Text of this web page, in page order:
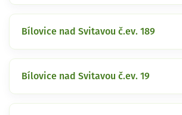
Bílovice nad Svitavou č.ev. 189
Bílovice nad Svitavou č.ev. 19